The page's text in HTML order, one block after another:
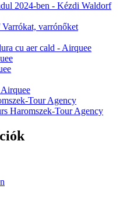
2024-ben - Kézdi Waldorf
varrónőket
cu aer cald - Airquee
Tour Agency
Haromszek-Tour Agency